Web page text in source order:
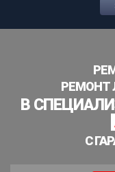
РЕМОНТ
В
С